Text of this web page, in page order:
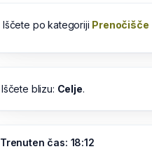
Iščete po kategoriji Prenočišče
Iščete blizu: Celje.
Trenuten čas: 18:12